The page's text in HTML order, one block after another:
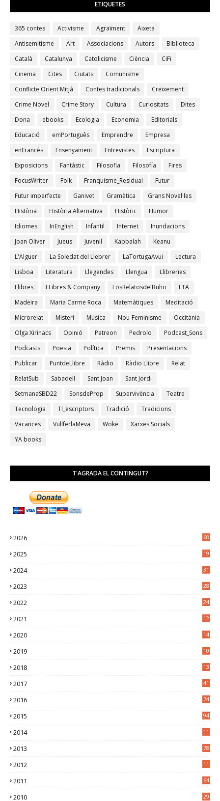
ETIQUETES
365 contes Activisme Agraïment
Aixeta
Antisemitisme
Art Associacions Autors
Biblioteca
Català
Catalunya Catolicisme Ciència
CiFi
Cinema
Cites Ciutats
Comunisme
Conflicte Orient Mitjà
Contes tradicionals
Creixement
Crime Novel
Crime Story Cultura Curiositats
Dites
Dona
ebooks Ecologia Economia
Editorials
Educació
emPortuguês Emprendre
Empresa
enFrancès
Ensenyament Entrevistes
Escriptura
Exposicions
Fantàstic Filosofia Filosofía
Fires
FocusWriter
Folk Franquisme_Residual
Futur
Futur imperfecte
Ganivet Gramàtica
Grans Novel·les
Història
Història Alternativa Històric
Humor
Idiomes
InEnglish Infantil Internet
Inundacions
Joan Oliver
Jueus Juvenil Kabbalah
Keanu
L'Alguer
La Soledat del Llebrer LaTortugaAvui
Lectura
Lisboa
Literatura Llegendes Llengua
Llibreries
Llibres
LLibres & Company LosRelatosdelBuho
LTA
Madeira
Maria Carme Roca Matemàtiques
Meditació
Microrelat
Misteri Música Nou-Feminisme
Occitània
Olga Xirinacs
Opinió Patreon Pedrolo
Podcast_Sons
Podcasts
Poesia Política Premis
Presentacions
Publicar
PuntdeLlibre Ràdio Ràdio Llibre
Relat
RelatSub
Sabadell Sant Joan
Sant Jordi
SetmanaSBD22
SonsdeProp Supervivència
Teatre
Tecnologia
TI_escriptors Tradició
Tradicions
Vacances
VullferlaMeva Woke
Xarxes Socials
YA books
T'AGRADA EL CONTINGUT?
2026 68
2025
19
2024
31
2023
28
2022
24
2021
12
2020
14
2019
10
2018
13
2017 41
2016 74
2015 94
2014
11
2013 78
2012
11
2011 64
2010 29